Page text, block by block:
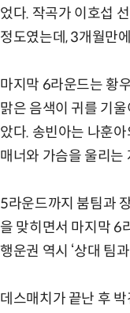
었다. 작곡가 이호섭
정도였는데, 3개월만
마지막 6라운드는 황
맑은 음색이 귀를 기
았다. 송빈아는 나훈
매너와 가슴을 울리는
5라운드까지 붐팀과
을 맞히면서 마지막 6
행운권 역시 ‘상대 팀
데스매치가 끝난 후